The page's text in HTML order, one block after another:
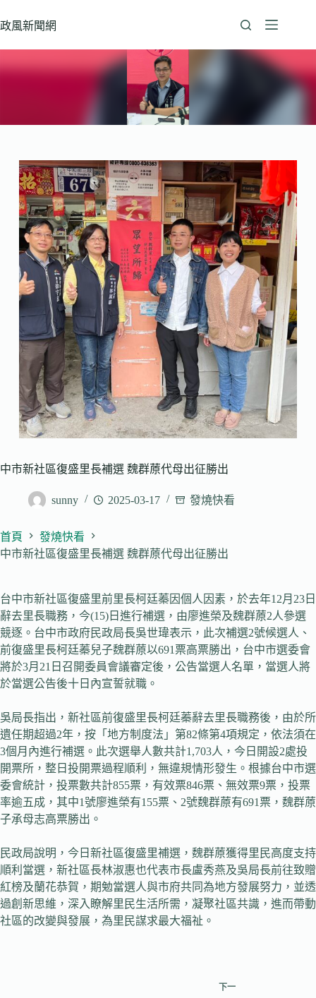
至
政風新聞網
中市新社區復盛里長補選 魏群蒝代母出征勝出
sunny 2025-03-17 發燒快看
首頁
發燒快看
中市新社區復盛里長補選 魏群蒝代母出征勝出
台中市新社區復盛里前里長柯廷蓁因個人因素，於去年12月23日
辭去里長職務，今(15)日進行補選，由廖進榮及魏群蒝2人參選
競逐。台中市政府民政局長吳世瑋表示，此次補選2號候選人、
前復盛里長柯廷蓁兒子魏群蒝以691票高票勝出，台中市選委會
將於3月21日召開委員會議審定後，公告當選人名單，當選人將
於當選公告後十日內宣誓就職。
吳局長指出，新社區前復盛里長柯廷蓁辭去里長職務後，由於所
遺任期超過2年，按「地方制度法」第82條第4項規定，依法須在
3個月內進行補選。此次選舉人數共計1,703人，今日開設2處投
開票所，整日投開票過程順利，無違規情形發生。根據台中市選
委會統計，投票數共計855票，有效票846票、無效票9票，投票
率逾五成，其中1號廖進榮有155票、2號魏群蒝有691票，魏群蒝
子承母志高票勝出。
民政局說明，今日新社區復盛里補選，魏群蒝獲得里民高度支持
順利當選，新社區長林淑惠也代表市長盧秀燕及吳局長前往致贈
紅榜及蘭花恭賀，期勉當選人與市府共同為地方發展努力，並透
過創新思維，深入瞭解里民生活所需，凝聚社區共識，進而帶動
社區的改變與發展，為里民謀求最大福祉。
下一